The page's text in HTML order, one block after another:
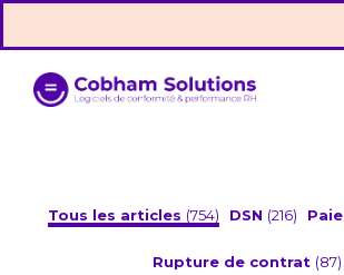
Tous les articles (754) DSN (216) Paie
Rupture de contrat (87)